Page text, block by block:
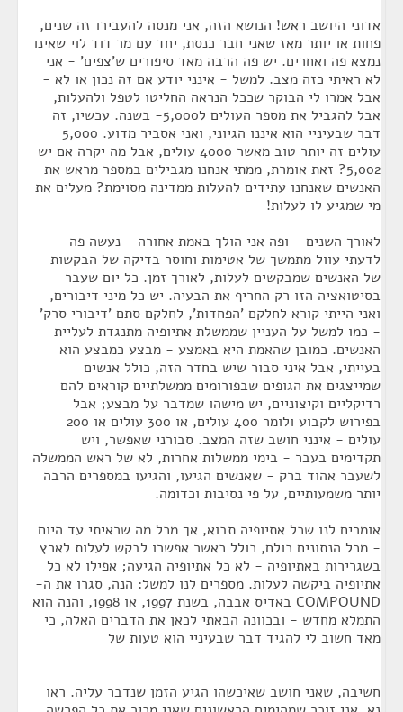
אדוני היושב ראש! הנושא הזה, אני מנסה להעבירו זה שנים,
פחות או יותר מאז שאני חבר כנסת, יחד עם מר דוד לוי שאינו
נמצא פה ואחרים. יש פה הרבה מאד סיפורים ש'צפים' - אני
לא ראיתי כזה מצב. למשל - אינני יודע אם זה נכון או לא -
אבל אמרו לי הבוקר שככל הנראה החליטו לטפל ולהעלות,
אבל להגביל את מספר העולים ל5,000- בשנה. עכשיו, זה
דבר שבעיניי הוא איננו הגיוני, ואני אסביר מדוע. 5,000
עולים זה יותר טוב מאשר 4000 עולים, אבל מה יקרה אם יש
5,002? זאת אומרת, ממתי אנחנו מגבילים במספר מראש את
האנשים שאנחנו עתידים להעלות ממדינה מסוימת? מעלים את
מי שמגיע לו לעלות!
לאורך השנים - ופה אני הולך באמת אחורה - נעשה פה
לדעתי עוול מתמשך של אטימות וחוסר בדיקה של הבקשות
של האנשים שמבקשים לעלות, לאורך זמן. כל יום שעבר
בסיטואציה הזו רק החריף את הבעיה. יש כל מיני דיבורים,
ואני הייתי קורא לחלקם 'הפחדות', לחלקם סתם 'דיבורי סרק'
- כמו למשל על העניין שממשלת אתיופיה מתנגדת לעליית
האנשים. כמובן שהאמת היא באמצע - מבצע כמבצע הוא
בעייתי, אבל איני סבור שיש בחדר הזה, כולל אנשים
שמייצגים את הגופים שבפורומים ממשלתיים קוראים להם
רדיקליים וקיצוניים, יש מישהו שמדבר על מבצע; אבל
בפירוש לקבוע ולומר 400 עולים, או 300 עולים או 200
עולים - אינני חושב שזה המצב. סבורני שאפשר, ויש
תקדימים בעבר - בימי ממשלות אחרות, לא של ראש הממשלה
לשעבר אהוד ברק - שאנשים הגיעו, והגיעו במספרים הרבה
יותר משמעותיים, על פי נסיבות וכדומה.
אומרים לנו שכל אתיופיה תבוא, אך מכל מה שראיתי עד היום
- מכל הנתונים כולם, כולל כאשר אפשרו לבקש לעלות לארץ
בשגרירות באתיופיה - לא כל אתיופיה הגיעה; אפילו לא כל
אתיופיה ביקשה לעלות. מספרים לנו למשל: הנה, סגרו את ה-
COMPOUND באדיס אבבה, בשנת 1997, או 1998, והנה הוא
התמלא מחדש - ובכוונה הבאתי לכאן את הדברים האלה, כי
מאד חשוב לי להגיד דבר שבעיניי הוא טעות של
חשיבה, שאני חושב שאיכשהו הגיע הזמן שנדבר עליה. ראו